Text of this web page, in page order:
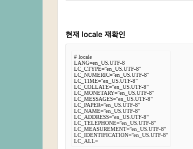
현재 locale 재확인
# locale
LANG=en_US.UTF-8
LC_CTYPE="en_US.UTF-8"
LC_NUMERIC="en_US.UTF-8"
LC_TIME="en_US.UTF-8"
LC_COLLATE="en_US.UTF-8"
LC_MONETARY="en_US.UTF-8"
LC_MESSAGES="en_US.UTF-8"
LC_PAPER="en_US.UTF-8"
LC_NAME="en_US.UTF-8"
LC_ADDRESS="en_US.UTF-8"
LC_TELEPHONE="en_US.UTF-8"
LC_MEASUREMENT="en_US.UTF-8"
LC_IDENTIFICATION="en_US.UTF-8"
LC_ALL=